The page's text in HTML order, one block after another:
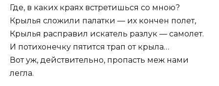
Где, в каких краях встретишься со мною?
Крылья сложили палатки — их кончен полет,
Крылья расправил искатель разлук — самолет.
И потихонечку пятится трап от крыла…
Вот уж, действительно, пропасть меж нами
легла.